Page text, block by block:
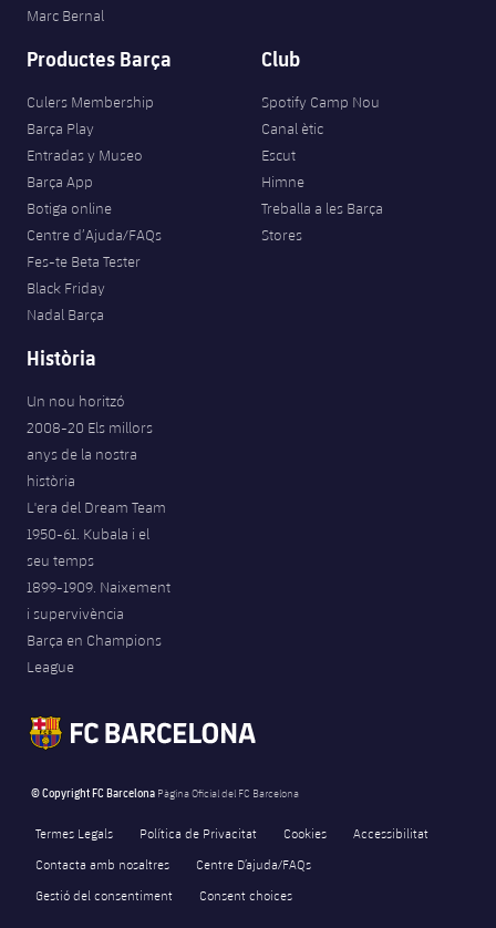
Marc Bernal
Productes Barça
Culers Membership
Barça Play
Entradas y Museo
Barça App
Botiga online
Centre d’Ajuda/FAQs
Fes-te Beta Tester
Black Friday
Nadal Barça
Club
Spotify Camp Nou
Canal ètic
Escut
Himne
Treballa a les Barça
Stores
Història
Un nou horitzó
2008-20 Els millors
anys de la nostra
història
L'era del Dream Team
1950-61. Kubala i el
seu temps
1899-1909. Naixement
i supervivència
Barça en Champions
League
© Copyright FC Barcelona Pàgina Oficial del FC Barcelona
Termes Legals Política de Privacitat Cookies
Accessibilitat
Contacta amb nosaltres
Centre D’ajuda/FAQs
Gestió del consentiment
Consent choices